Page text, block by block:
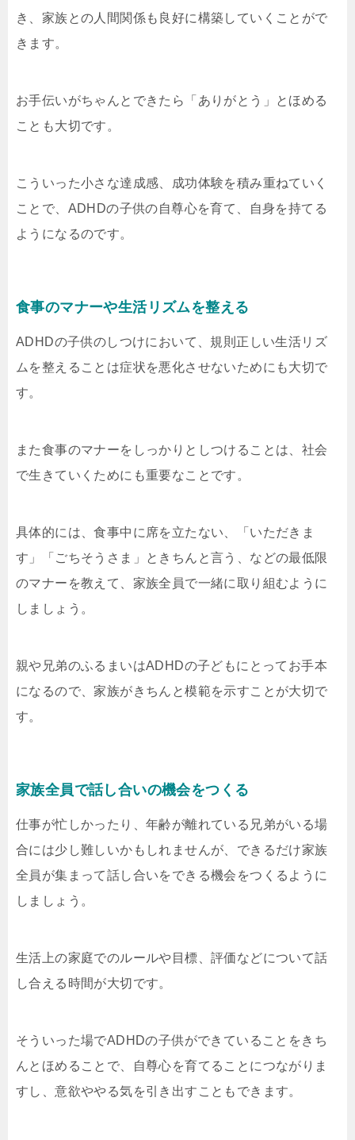
き、家族との人間関係も良好に構築していくことがで
きます。
お手伝いがちゃんとできたら「ありがとう」とほめる
ことも大切です。
こういった小さな達成感、成功体験を積み重ねていく
ことで、ADHDの子供の自尊心を育て、自身を持てる
ようになるのです。
食事のマナーや生活リズムを整える
ADHDの子供のしつけにおいて、規則正しい生活リズ
ムを整えることは症状を悪化させないためにも大切で
す。
また食事のマナーをしっかりとしつけることは、社会
で生きていくためにも重要なことです。
具体的には、食事中に席を立たない、「いただきま
す」「ごちそうさま」ときちんと言う、などの最低限
のマナーを教えて、家族全員で一緒に取り組むように
しましょう。
親や兄弟のふるまいはADHDの子どもにとってお手本
になるので、家族がきちんと模範を示すことが大切で
す。
家族全員で話し合いの機会をつくる
仕事が忙しかったり、年齢が離れている兄弟がいる場
合には少し難しいかもしれませんが、できるだけ家族
全員が集まって話し合いをできる機会をつくるように
しましょう。
生活上の家庭でのルールや目標、評価などについて話
し合える時間が大切です。
そういった場でADHDの子供ができていることをきち
んとほめることで、自尊心を育てることにつながりま
すし、意欲ややる気を引き出すこともできます。